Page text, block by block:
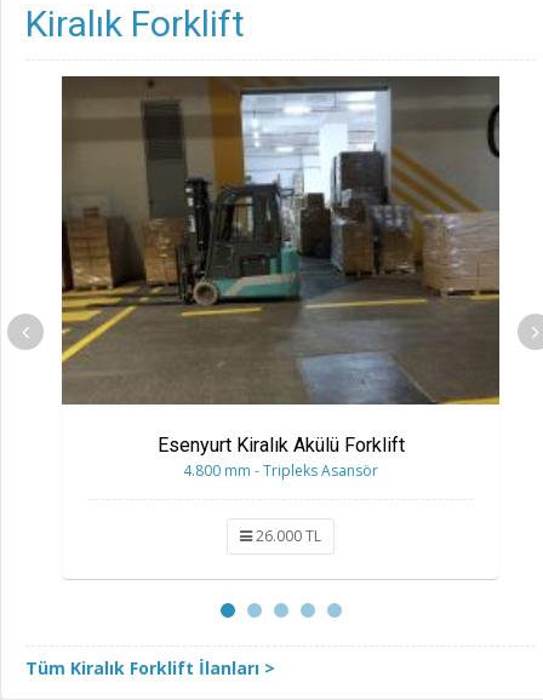
Kiralık Forklift
Esenyurt Kiralık Akülü Forklift
4.800 mm - Tripleks Asansör
26.000 TL
Tüm Kiralık Forklift İlanları >